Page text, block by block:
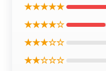
★★★★★
★★★★☆
★★★☆☆
★★☆☆☆